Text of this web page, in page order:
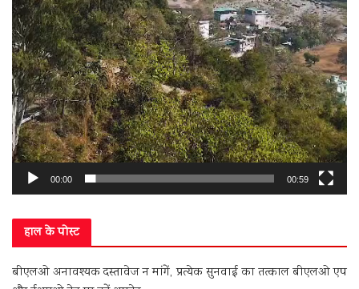
00:00 00:59
हाल के पोस्ट
बीएलओ अनावश्यक दस्तावेज न मांगें, प्रत्येक सुनवाई का तत्काल बीएलओ एप